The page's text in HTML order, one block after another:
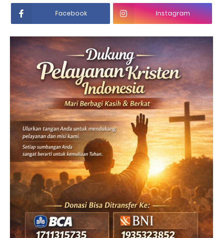
Facebook Instagram